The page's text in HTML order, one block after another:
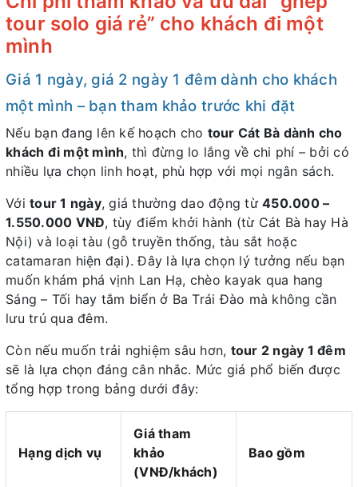
tour solo giá rẻ” cho khách đi một
mình
Giá 1 ngày, giá 2 ngày 1 đêm dành cho khách
một mình – bạn tham khảo trước khi đặt
Nếu bạn đang lên kế hoạch cho tour Cát Bà dành cho
khách đi một mình, thì đừng lo lắng về chi phí – bởi có
nhiều lựa chọn linh hoạt, phù hợp với mọi ngân sách.
Với tour 1 ngày, giá thường dao động từ 450.000 –
1.550.000 VNĐ, tùy điểm khởi hành (từ Cát Bà hay Hà
Nội) và loại tàu (gỗ truyền thống, tàu sắt hoặc
catamaran hiện đại). Đây là lựa chọn lý tưởng nếu bạn
muốn khám phá vịnh Lan Hạ, chèo kayak qua hang
Sáng – Tối hay tắm biển ở Ba Trái Đào mà không cần
lưu trú qua đêm.
Còn nếu muốn trải nghiệm sâu hơn, tour 2 ngày 1 đêm
sẽ là lựa chọn đáng cân nhắc. Mức giá phổ biến được
tổng hợp trong bảng dưới đây:
Hạng dịch vụ
Giá tham
khảo
(VNĐ/khách)
Bao gồm